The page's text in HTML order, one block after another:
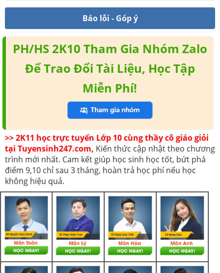
Báo lỗi - Góp ý
PH/HS 2K10 Tham Gia Nhóm Zalo
Để Trao Đổi Tài Liệu, Học Tập
Miễn Phí!
>> 2K11 học trực tuyến Lớp 10 cùng thầy cô giáo giỏi
tại Tuyensinh247.com, Kiến thức cập nhật theo chương
trình mới nhất. Cam kết giúp học sinh học tốt, bứt phá
điểm 9,10 chỉ sau 3 tháng, hoàn trả học phí nếu học
không hiệu quả.